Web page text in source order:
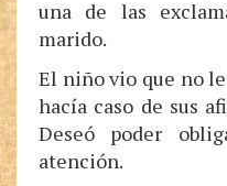
una de las
marido.
El niño vio que no
hacía caso de sus
Deseó poder
atención.